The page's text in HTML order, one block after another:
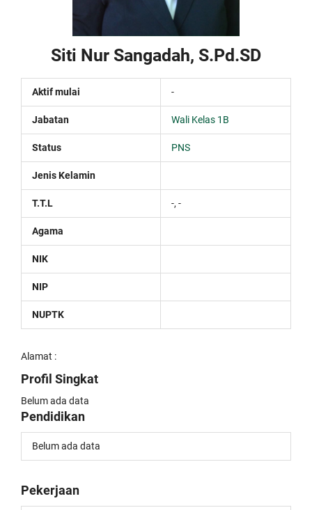
Siti Nur Sangadah, S.Pd.SD
Aktif mulai -
Jabatan Wali Kelas 1B
Status PNS
Jenis Kelamin
T.T.L -, -
Agama
NIK
NIP
NUPTK
Alamat :
Profil Singkat
Belum ada data
Pendidikan
Belum ada data
Pekerjaan